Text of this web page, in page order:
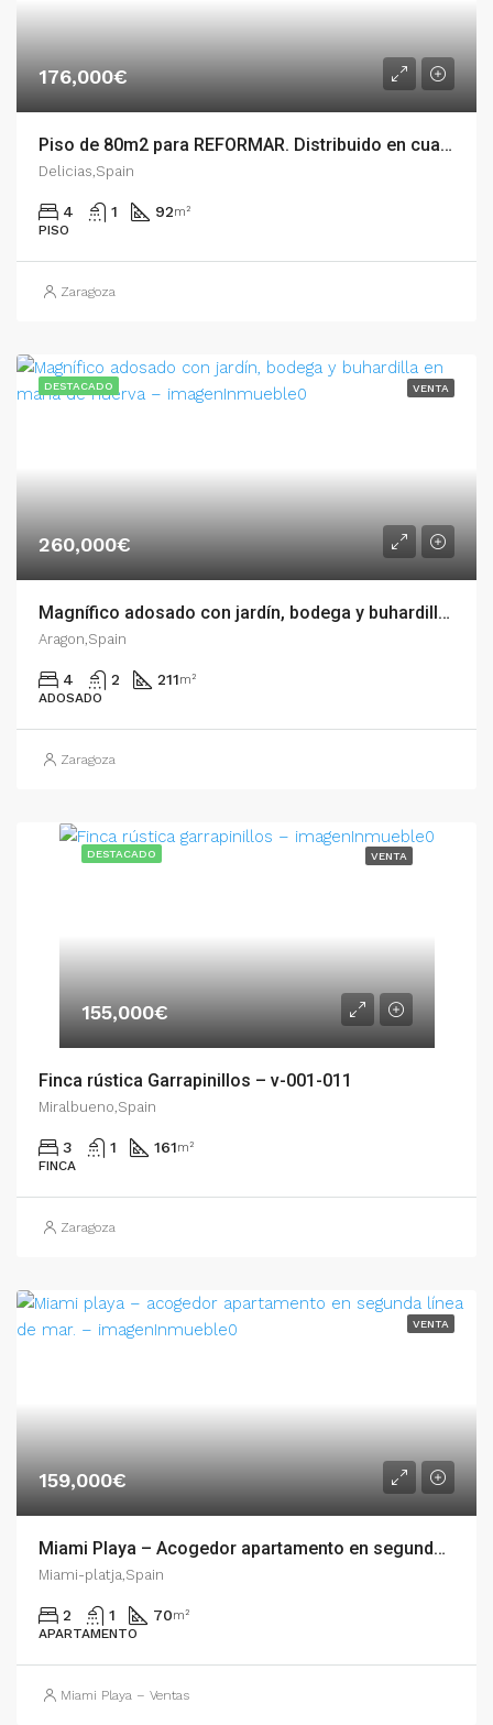
176,000€
Piso de 80m2 para REFORMAR. Distribuido en cuatro dormitorios, salón, cocina, baño y terra – 54872
Delicias,Spain
4 1 92m²
PISO
Zaragoza
DESTACADO VENTA
260,000€
Magnífico adosado con jardín, bodega y buhardilla en María de Huerva – 005.04499
Aragon,Spain
4 2 211m²
ADOSADO
Zaragoza
DESTACADO VENTA
155,000€
Finca rústica Garrapinillos – v-001-011
Miralbueno,Spain
3 1 161m²
FINCA
Zaragoza
VENTA
159,000€
Miami Playa – Acogedor apartamento en segunda línea de mar. – 001.00730
Miami-platja,Spain
2 1 70m²
APARTAMENTO
Miami Playa – Ventas